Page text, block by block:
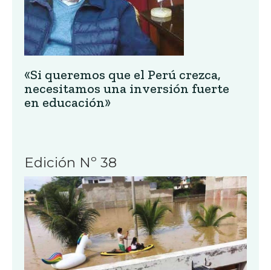
«Si queremos que el Perú crezca,
necesitamos una inversión fuerte
en educación»
Edición Nº 38